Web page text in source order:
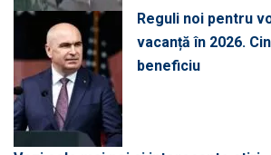
Reguli noi pentru
vacanță în 2026.
beneficiu